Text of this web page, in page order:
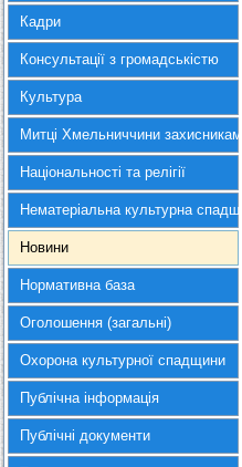
Кадри
Консультації з громадськістю
Культура
Митці Хмельниччини захисникам
Національності та релігії
Нематеріальна культурна
Новини
Нормативна база
Оголошення (загальні)
Охорона культурної спадщини
Публічна інформація
Публічні документи